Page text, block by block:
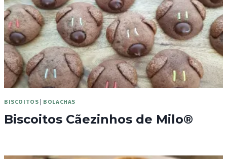
BISCOITOS | BOLACHAS
Biscoitos Cãezinhos de Milo®